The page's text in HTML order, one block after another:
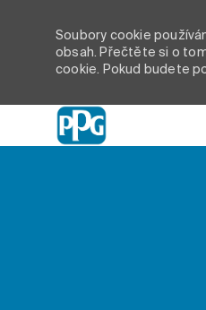
Soubory cookie
obsah. Přečtěte si o
cookie. Pokud budete